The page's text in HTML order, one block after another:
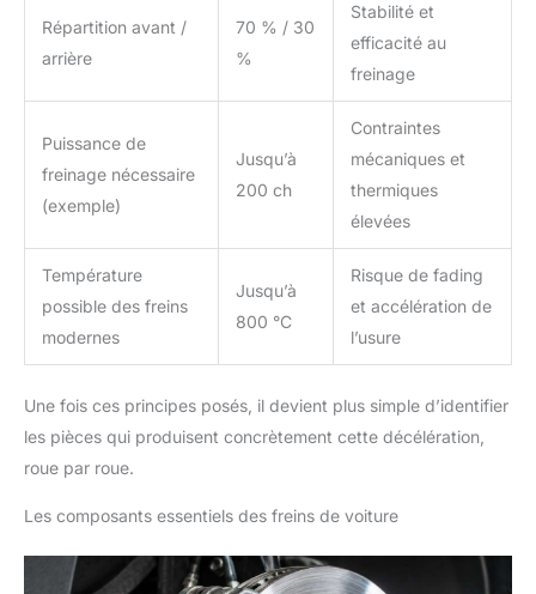
Répartition avant /
arrière
70 % / 30
%
Stabilité et
efficacité au
freinage
Puissance de
freinage nécessaire
(exemple)
Jusqu’à
200 ch
Contraintes
mécaniques et
thermiques
élevées
Température
possible des freins
modernes
Jusqu’à
800 °C
Risque de fading
et accélération de
l’usure
Une fois ces principes posés, il devient plus simple d’identifier
les pièces qui produisent concrètement cette décélération,
roue par roue.
Les composants essentiels des freins de voiture